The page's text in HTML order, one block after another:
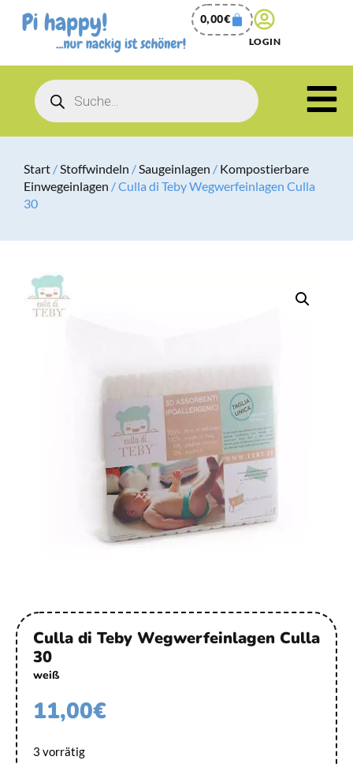
0,00€
LOGIN
Start /Stoffwindeln /Saugeinlagen / Kompostierbare
Einwegeinlagen / Culla di Teby Wegwerfeinlagen Culla
30
Culla di Teby Wegwerfeinlagen Culla
30
weiß
11,00€
3 vorrätig